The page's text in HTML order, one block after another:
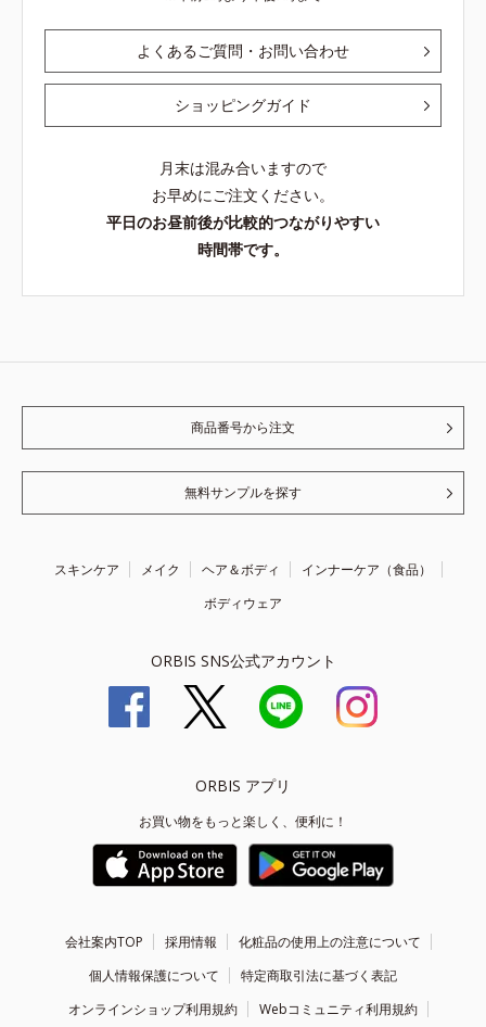
よくあるご質問・お問い合わせ
ショッピングガイド
月末は混み合いますので
お早めにご注文ください。
平日のお昼前後が比較的つながりやすい
時間帯です。
商品番号から注文
無料サンプルを探す
スキンケア メイク ヘア＆ボディ
インナーケア（食品）
ボディウェア
ORBIS SNS公式アカウント
ORBIS アプリ
お買い物をもっと楽しく、便利に！
会社案内TOP 採用情報
化粧品の使用上の注意について
個人情報保護について
特定商取引法に基づく表記
オンラインショップ利用規約
Webコミュニティ利用規約